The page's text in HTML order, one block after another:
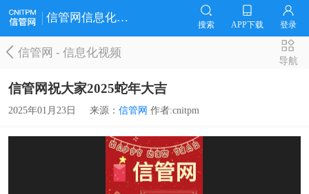
信管网信息化视频
搜索 APP下载 登录
信管网-信息化视频
导航
信管网祝大家2025蛇年大吉
2025年01月23日 来源： 信管网 作者:cnitpm